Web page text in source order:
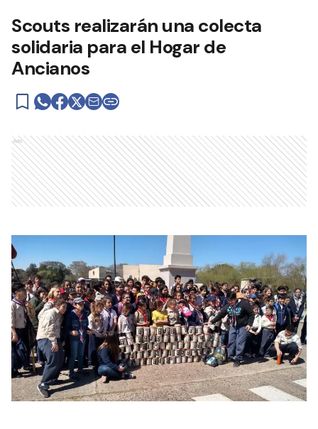
Scouts realizarán una colecta
solidaria para el Hogar de
Ancianos
Ads